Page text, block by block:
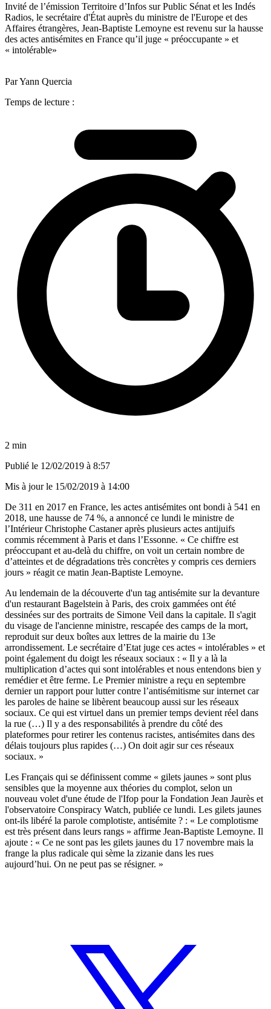
Invité de l’émission Territoire d’Infos sur Public Sénat et les Indés
Radios, le secrétaire d'État auprès du ministre de l'Europe et des
Affaires étrangères, Jean-Baptiste Lemoyne est revenu sur la hausse
des actes antisémites en France qu’il juge « préoccupante » et
« intolérable»
Par Yann Quercia
Temps de lecture :
2 min
Publié le 12/02/2019 à 8:57
Mis à jour le 15/02/2019 à 14:00
De 311 en 2017 en France, les actes antisémites ont bondi à 541 en
2018, une hausse de 74 %, a annoncé ce lundi le ministre de
l’Intérieur Christophe Castaner après plusieurs actes antijuifs
commis récemment à Paris et dans l’Essonne. « Ce chiffre est
préoccupant et au-delà du chiffre, on voit un certain nombre de
d’atteintes et de dégradations très concrètes y compris ces derniers
jours » réagit ce matin Jean-Baptiste Lemoyne.
Au lendemain de la découverte d'un tag antisémite sur la devanture
d'un restaurant Bagelstein à Paris, des croix gammées ont été
dessinées sur des portraits de Simone Veil dans la capitale. Il s'agit
du visage de l'ancienne ministre, rescapée des camps de la mort,
reproduit sur deux boîtes aux lettres de la mairie du 13e
arrondissement. Le secrétaire d’Etat juge ces actes « intolérables » et
point également du doigt les réseaux sociaux : « Il y a là la
multiplication d’actes qui sont intolérables et nous entendons bien y
remédier et être ferme. Le Premier ministre a reçu en septembre
dernier un rapport pour lutter contre l’antisémitisme sur internet car
les paroles de haine se libèrent beaucoup aussi sur les réseaux
sociaux. Ce qui est virtuel dans un premier temps devient réel dans
la rue (…) Il y a des responsabilités à prendre du côté des
plateformes pour retirer les contenus racistes, antisémites dans des
délais toujours plus rapides (…) On doit agir sur ces réseaux
sociaux. »
Les Français qui se définissent comme « gilets jaunes » sont plus
sensibles que la moyenne aux théories du complot, selon un
nouveau volet d'une étude de l'Ifop pour la Fondation Jean Jaurès et
l'observatoire Conspiracy Watch, publiée ce lundi. Les gilets jaunes
ont-ils libéré la parole complotiste, antisémite ? : « Le complotisme
est très présent dans leurs rangs » affirme Jean-Baptiste Lemoyne. Il
ajoute : « Ce ne sont pas les gilets jaunes du 17 novembre mais la
frange la plus radicale qui sème la zizanie dans les rues
aujourd’hui. On ne peut pas se résigner. »